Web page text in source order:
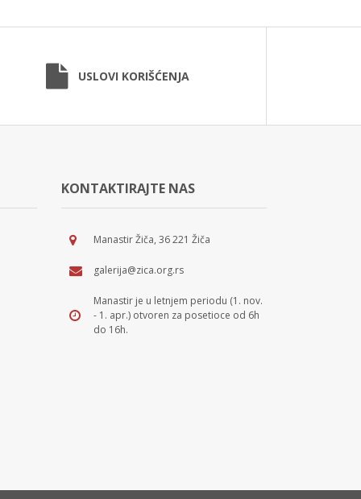
USLOVI KORIŠĆENJA
KONTAKTIRAJTE NAS
Manastir Žiča, 36 221 Žiča
galerija@zica.org.rs
Manastir je u letnjem periodu (1. nov.
- 1. apr.) otvoren za posetioce od 6h
do 16h.